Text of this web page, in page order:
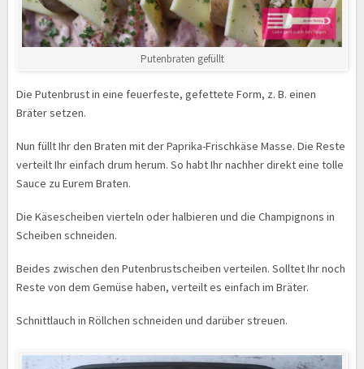
Putenbraten gefüllt
Die Putenbrust in eine feuerfeste, gefettete Form, z. B. einen
Bräter setzen.
Nun füllt Ihr den Braten mit der Paprika-Frischkäse Masse. Die Reste
verteilt Ihr einfach drum herum. So habt Ihr nachher direkt eine tolle
Sauce zu Eurem Braten.
Die Käsescheiben vierteln oder halbieren und die Champignons in
Scheiben schneiden.
Beides zwischen den Putenbrustscheiben verteilen. Solltet Ihr noch
Reste von dem Gemüse haben, verteilt es einfach im Bräter.
Schnittlauch in Röllchen schneiden und darüber streuen.